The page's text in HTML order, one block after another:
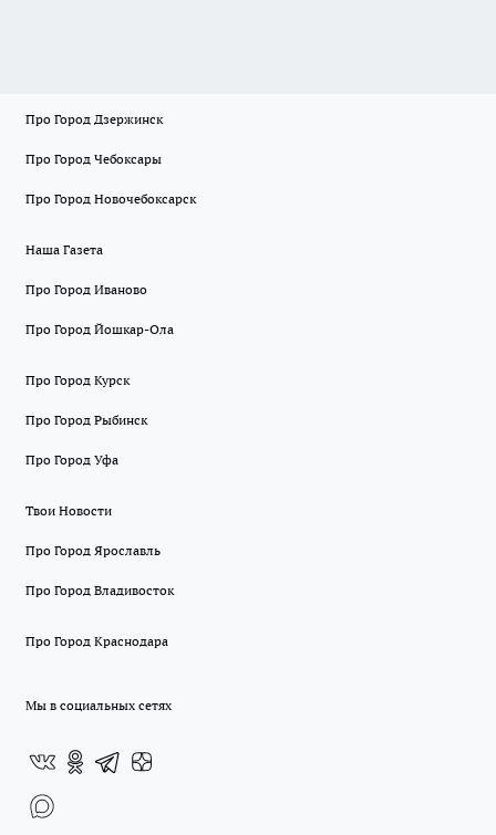
Про Город Дзержинск
Про Город Чебоксары
Про Город Новочебоксарск
Наша Газета
Про Город Иваново
Про Город Йошкар-Ола
Про Город Курск
Про Город Рыбинск
Про Город Уфа
Твои Новости
Про Город Ярославль
Про Город Владивосток
Про Город Краснодара
Мы в социальных сетях